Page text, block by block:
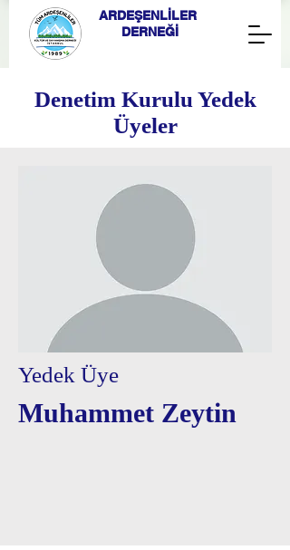
ARDEŞENLİLER
DERNEĞİ
Denetim Kurulu Yedek
Üyeler
Yedek Üye
Muhammet Zeytin